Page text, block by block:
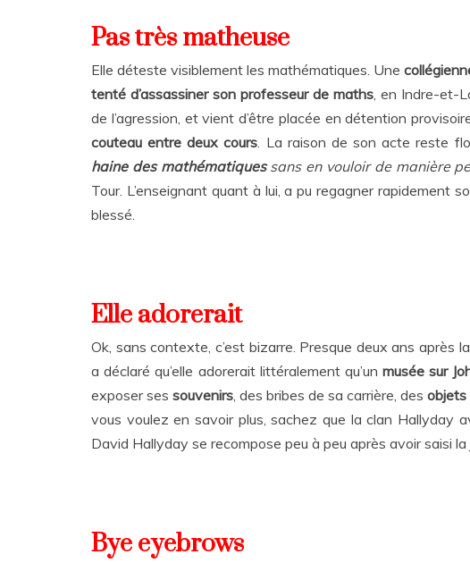
Pas très matheuse
Elle déteste visiblement les mathématiques. Une
tenté d’assassiner son professeur de maths, en Indre-et-
de l’agression, et vient d’être placée en détention
couteau entre deux cours. La raison de son acte reste
haine des mathématiquessans en vouloir de manière
Tour. L’enseignant quant à lui, a pu regagner rapidement
blessé.
Elle adorerait
Ok, sans contexte, c’est bizarre. Presque deux ans après
a déclaré qu’elle adorerait littéralement qu’un musée sur
exposer ses souvenirs, des bribes de sa carrière, des objets
vous voulez en savoir plus, sachez que la clan Hallyday
David Hallyday se recompose peu à peu après avoir saisi
Bye eyebrows